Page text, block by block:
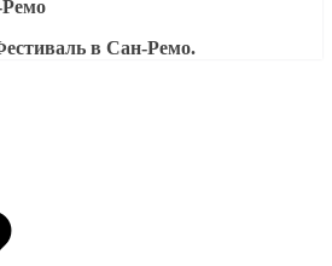
в Сан-Ремо.